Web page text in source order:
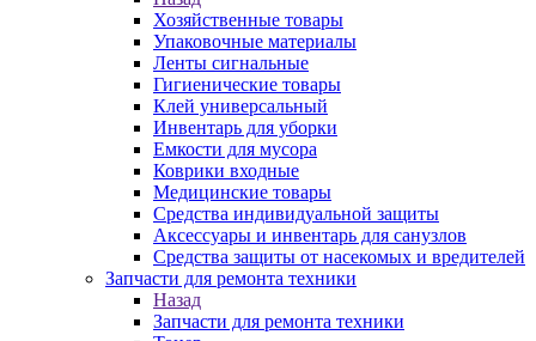
Хозяйственные товары
Упаковочные материалы
Ленты сигнальные
Гигиенические товары
Клей универсальный
Инвентарь для уборки
Емкости для мусора
Коврики входные
Медицинские товары
Средства индивидуальной защиты
Аксессуары и инвентарь для санузлов
Средства защиты от насекомых и вредителей
Запчасти для ремонта техники
Назад
Запчасти для ремонта техники